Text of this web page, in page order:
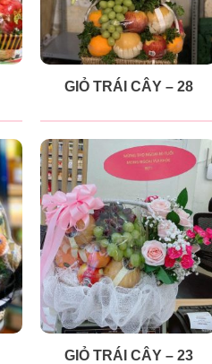
GIỎ TRÁI CÂY – 28
GIỎ TRÁI CÂY – 23